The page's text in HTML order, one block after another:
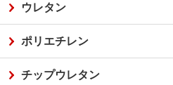
ウレタン
ポリエチレン
チップウレタン